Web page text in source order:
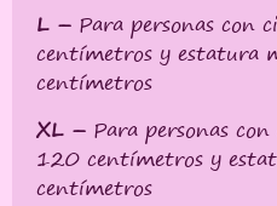
L – Para personas
centímetros y estatura
centímetros
XL – Para personas
120 centímetros y
centímetros